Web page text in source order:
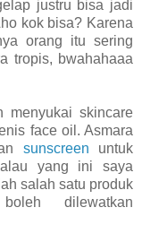
justru bisa jadi
kok bisa? Karena
orang itu sering
tropis, bwahahaaa
menyukai skincare
face oil. Asmara
sunscreen untuk
yang ini saya
salah satu produk
dilewatkan